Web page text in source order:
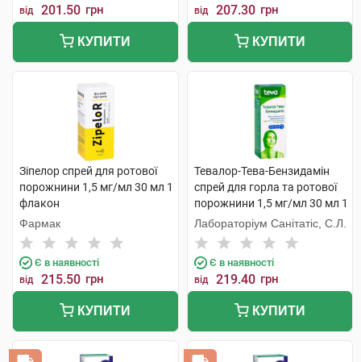
від 201.50 грн
КУПИТИ
від 207.30 грн
КУПИТИ
Зіпелор спрей для ротової
порожнини 1,5 мг/мл 30 мл 1
флакон
Фармак
Є в наявності
від 215.50 грн
КУПИТИ
Тевалор-Тева-Бензидамін
спрей для горла та ротової
порожнини 1,5 мг/мл 30 мл 1
флакон
Лабораторіум Санітатіс, С.Л.
Є в наявності
від 219.40 грн
КУПИТИ